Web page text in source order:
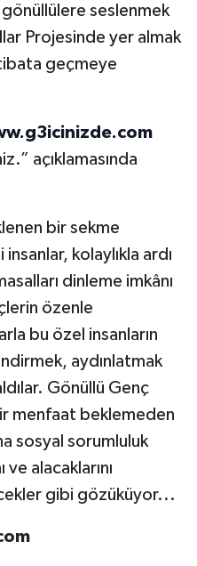
seslenmek
Projesinde yer almak
geçmeye
açıklamasında
bir sekme
kolaylıkla ardı
dinleme imkânı
özenle
bu özel insanların
aydınlatmak
Gönüllü Genç
menfaat beklemeden
sosyal sorumluluk
alacaklarını
gibi gözüküyor...